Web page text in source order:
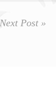
Next Post »